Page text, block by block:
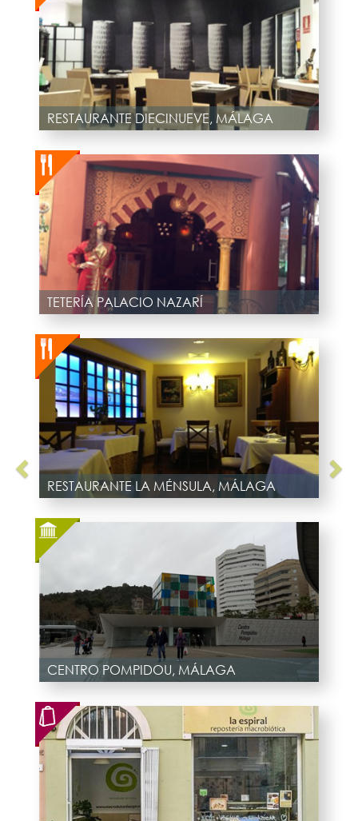
RESTAURANTE DIECINUEVE, MÁLAGA
TETERÍA PALACIO NAZARÍ
RESTAURANTE LA MÉNSULA, MÁLAGA
CENTRO POMPIDOU, MÁLAGA